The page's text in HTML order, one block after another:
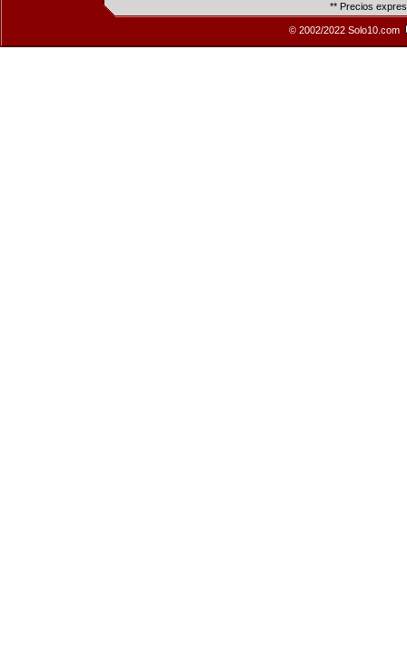
** Precios
© 2002/2022 Solo10.com